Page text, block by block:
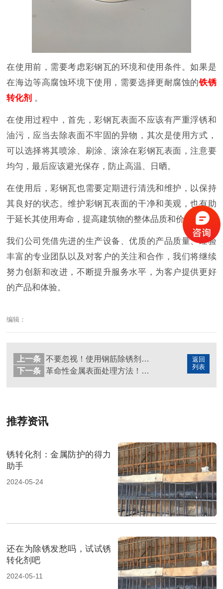
在使用前，需要考虑彩钢瓦的环境和使用条件。如果是
在海边等高腐蚀环境下使用，需要选择更耐腐蚀的铁锈
转化剂 。
在使用过程中，首先，彩钢瓦表面不应该有严重浮锈和
油污，应当去除表面不牢固的异物，其次是使用方式，
可以选择将其喷涂、刷涂、滚涂在彩钢瓦表面，注意要
均匀，最后应该避光保存，防止高温、日晒。
在使用后，彩钢瓦也需要定期进行清洗和维护，以保持
其良好的状态。维护彩钢瓦表面的干净和美观，也有助
于延长其使用寿命，提高建筑物的整体品质和价值。
我们公司凭借先进的生产设备、优质的产品质量、经验
丰富的专业团队以及对客户的关注和合作，我们将继续
努力创新和改进，不断提升服务水平，为客户提供更好
的产品和体验。
编辑：
返回
列表
上一条
不要忽视！使用钢筋除锈剂前必须知道的使用方法和注意事项
下一条
革命性金属表面处理方法！告别头痛的生锈问题，助您轻松解决！
推荐资讯
锈转化剂：金属防护的得力
助手
2024-05-24
还在为除锈发愁吗，试试锈
转化剂吧
2024-05-11